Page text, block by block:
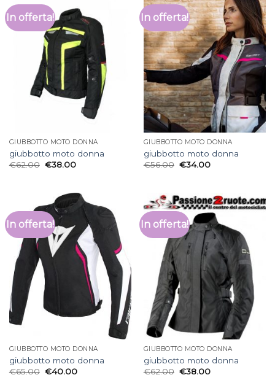
In offerta!
GIUBBOTTO MOTO DONNA
giubbotto moto donna
€62.00 €38.00
In offerta!
GIUBBOTTO MOTO DONNA
giubbotto moto donna
€56.00 €34.00
In offerta!
GIUBBOTTO MOTO DONNA
giubbotto moto donna
€65.00 €40.00
In offerta!
GIUBBOTTO MOTO DONNA
giubbotto moto donna
€62.00 €38.00